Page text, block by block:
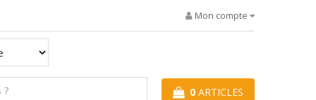
Mon compte
0 ARTICLES